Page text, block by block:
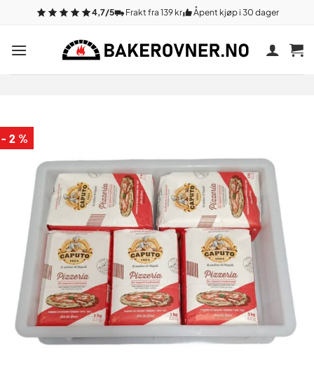
innhold
4,7/5 Frakt fra 139 kr Åpent kjøp i 30 dager
- 2 %